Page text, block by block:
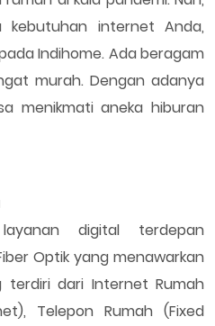
kebutuhan internet Anda,
Indihome. Ada beragam
murah. Dengan adanya
menikmati aneka hiburan
digital terdepan
Optik yang menawarkan
terdiri dari Internet Rumah
Telepon Rumah (Fixed